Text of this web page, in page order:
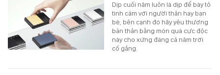
Dịp cuối năm luôn là dịp để bày tỏ
tình cảm với người thân hay bạn
bè, bên cạnh đó hãy yêu thương
bản thân bằng món quà cực độc
này cho xứng đáng cả năm trời
cố gắng.